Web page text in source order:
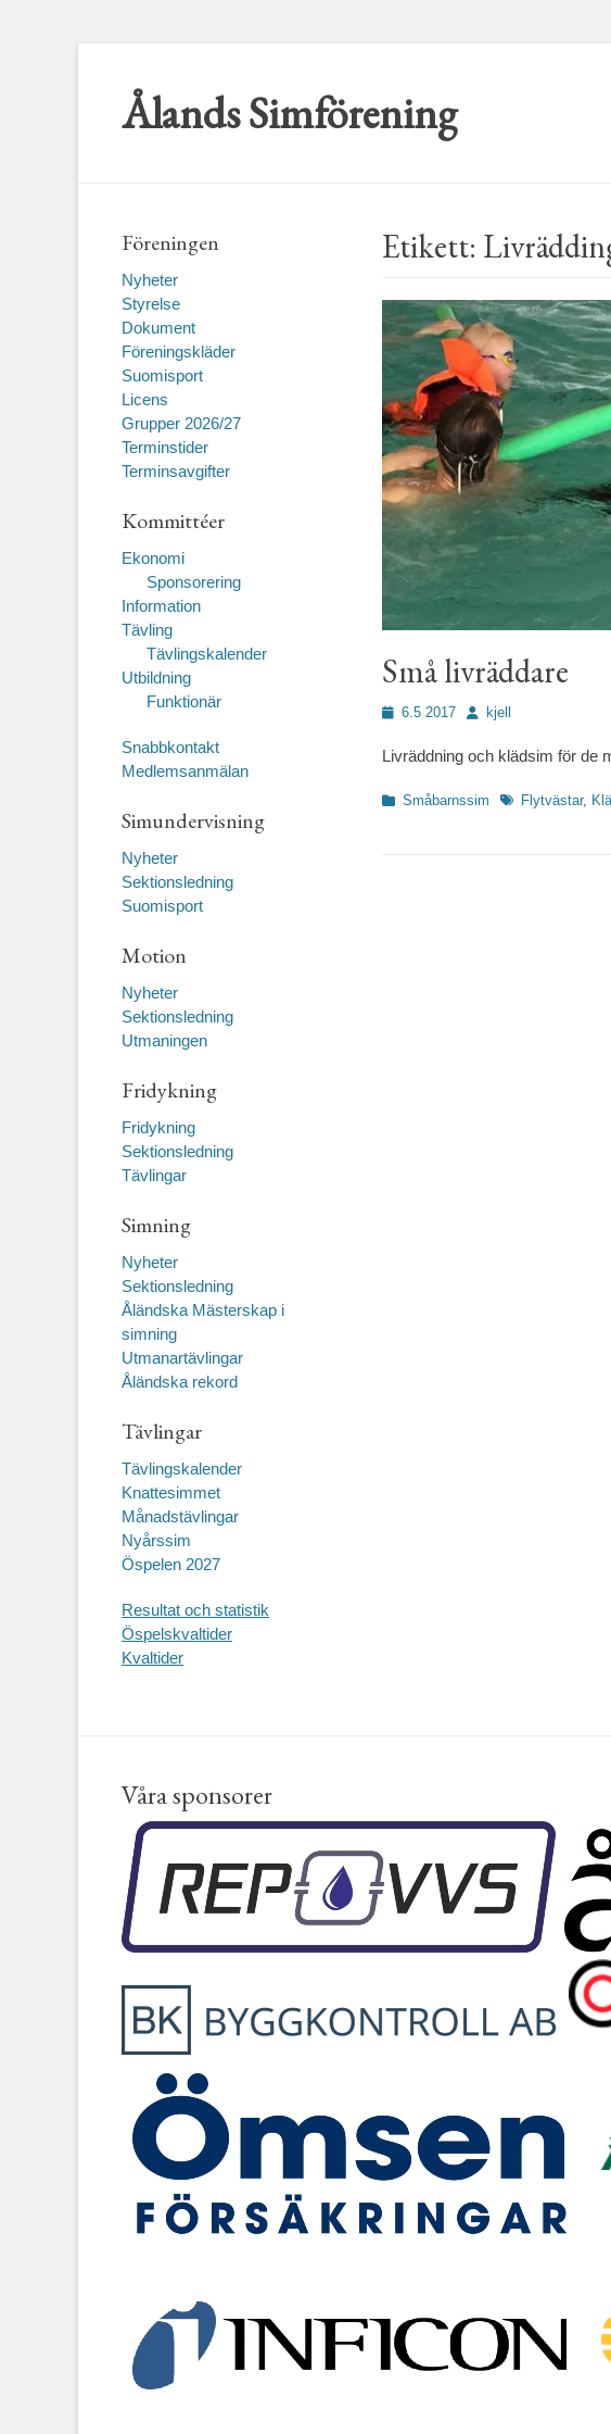
Ålands Simförening
Etikett:
Små livräddare
Publicerad
6.5 2017 Författare
kjell
Livräddning och klädsim för de
Kategorier
Småbarnssim Etiketter
Flytvästar,
Föreningen
Nyheter
Styrelse
Dokument
Föreningskläder
Suomisport
Licens
Grupper 2026/27
Terminstider
Terminsavgifter
Kommittéer
Ekonomi
Sponsorering
Information
Tävling
Tävlingskalender
Utbildning
Funktionär
Snabbkontakt
Medlemsanmälan
Simundervisning
Nyheter
Sektionsledning
Suomisport
Motion
Nyheter
Sektionsledning
Utmaningen
Fridykning
Fridykning
Sektionsledning
Tävlingar
Simning
Nyheter
Sektionsledning
Åländska Mästerskap i
simning
Utmanartävlingar
Åländska rekord
Tävlingar
Tävlingskalender
Knattesimmet
Månadstävlingar
Nyårssim
Öspelen 2027
Resultat och statistik
Öspelskvaltider
Kvaltider
Våra sponsorer